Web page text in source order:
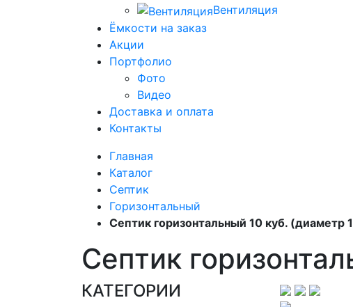
Вентиляция
Ёмкости на заказ
Акции
Портфолио
Фото
Видео
Доставка и оплата
Контакты
Главная
Каталог
Септик
Горизонтальный
Септик горизонтальный 10 куб. (диаметр
Септик
КАТЕГОРИИ